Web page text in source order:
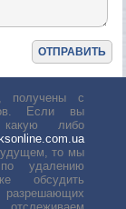
получены с
Если вы
либо
то мы
удалению
обсудить